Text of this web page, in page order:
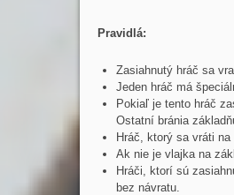
Pravidlá:
Zasiahnutý hráč sa
Jeden hráč má
Pokiaľ je tento hráč
Ostatní bránia
Hráč, ktorý sa vráti
Ak nie je vlajka na
Hráči, ktorí sú
bez návratu.